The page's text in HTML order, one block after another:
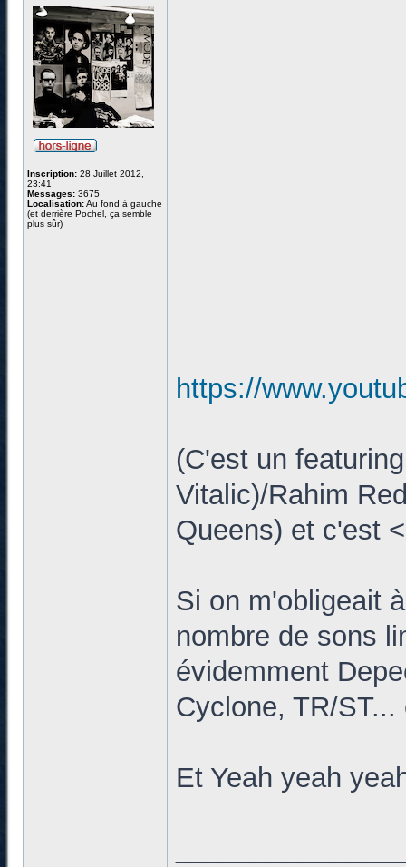
Inscription: 28 Juillet 2012,
23:41
Messages: 3675
Localisation:Au fond à gauche
(et derrière Pochel, ça semble
plus sûr)
https://
(C'est un
Vitalic)/Rahim
Queens) et c'est
Si on m'obligeait
nombre de sons
évidemment
Cyclone, TR/
Et Yeah yeah